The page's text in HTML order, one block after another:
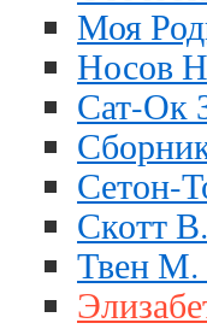
Моя
Носов
Сат-Ок
Сетон-
Скотт
Твен